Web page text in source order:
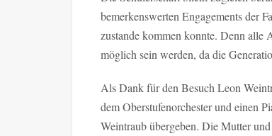
bemerkenswerten Engagements der
zustande kommen konnte. Denn alle
möglich sein werden, da die
Als Dank für den Besuch Leon
dem Oberstufenorchester und einen
Weintraub übergeben. Die Mutter